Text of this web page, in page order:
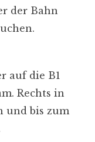
der Bahn
auf die B1
Rechts in
und bis zum